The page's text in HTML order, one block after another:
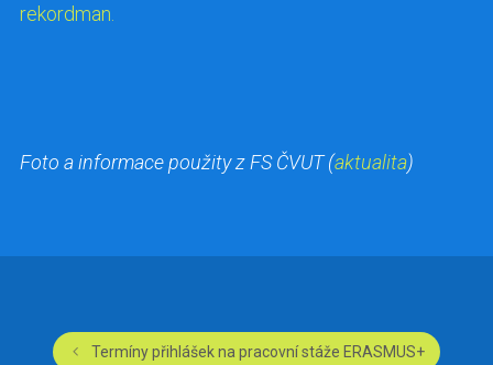
rekordman.
Foto a informace použity z FS ČVUT (aktualita)
NavigaceTermíny přihlášek na pracovní stáže ERASMUS+